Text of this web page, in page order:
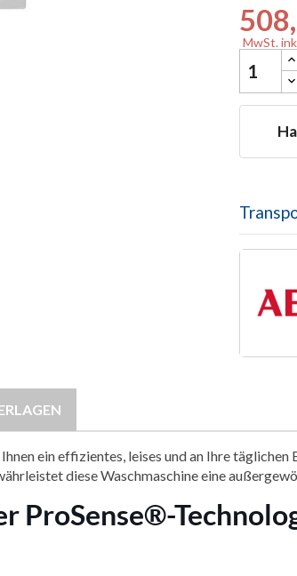
MwSt.
ein effizientes, leises und an Ihre
diese Waschmaschine eine
ProSense®-